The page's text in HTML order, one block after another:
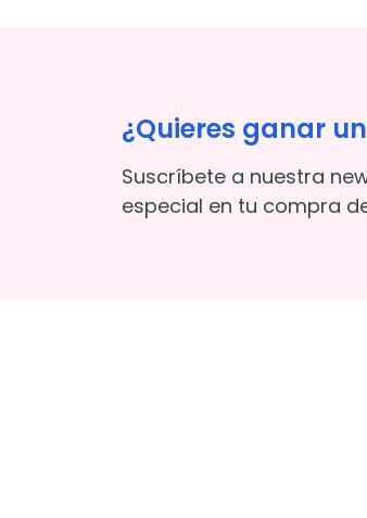
¿Quieres ganar un
Suscríbete a nuestra
especial en tu compra